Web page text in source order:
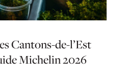
Cantons-de-l’Est
Michelin 2026